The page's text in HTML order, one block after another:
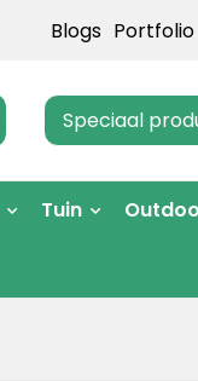
Blogs Portfolio
Speciaal
Tuin